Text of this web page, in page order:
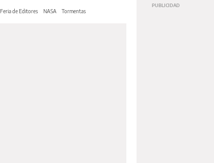
Feria de Editores NASA Tormentas